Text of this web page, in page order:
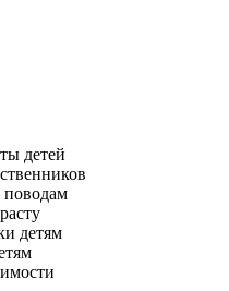
детей
поводам
детям